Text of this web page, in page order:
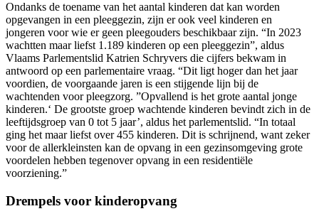
Ondanks de toename van het aantal kinderen dat kan worden
opgevangen in een pleeggezin, zijn er ook veel kinderen en
jongeren voor wie er geen pleegouders beschikbaar zijn. “In 2023
wachtten maar liefst 1.189 kinderen op een pleeggezin”, aldus
Vlaams Parlementslid Katrien Schryvers die cijfers bekwam in
antwoord op een parlementaire vraag. “Dit ligt hoger dan het jaar
voordien, de voorgaande jaren is een stijgende lijn bij de
wachtenden voor pleegzorg. ”Opvallend is het grote aantal jonge
kinderen.‘ De grootste groep wachtende kinderen bevindt zich in de
leeftijdsgroep van 0 tot 5 jaar’, aldus het parlementslid. “In totaal
ging het maar liefst over 455 kinderen. Dit is schrijnend, want zeker
voor de allerkleinsten kan de opvang in een gezinsomgeving grote
voordelen hebben tegenover opvang in een residentiële
voorziening.”
Drempels voor kinderopvang